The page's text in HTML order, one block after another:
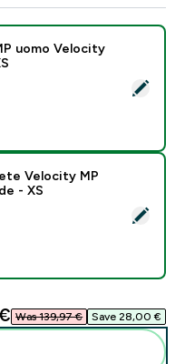
- T-shirt a rete MP uomo
uomo Velocity
price
- T-shirt ultra a rete
Velocity MP
- XS
price
Was 139,97 €‎ Save 28,00 €‎